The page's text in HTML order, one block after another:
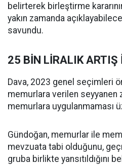
belirterek birleştirme
yakın zamanda
savundu.
25 BİN LİRALIK ARTIŞ
Dava, 2023 genel seçimleri
memurlara verilen seyyanen
memurlara uygulanmaması
Gündoğan, memurlar ile
mevzuata tabi olduğunu,
gruba birlikte yansıtıldığını